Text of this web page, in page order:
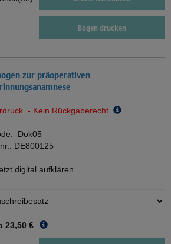
Bogen drucken
zur präoperativen
- Kein Rückgaberecht
Dok05
DE800125
digital aufklären
23,50 €